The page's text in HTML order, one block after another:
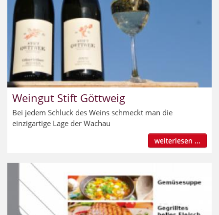
Weingut Stift Göttweig
Bei jedem Schluck des Weins schmeckt man die
einzigartige Lage der Wachau
weiterlesen ...